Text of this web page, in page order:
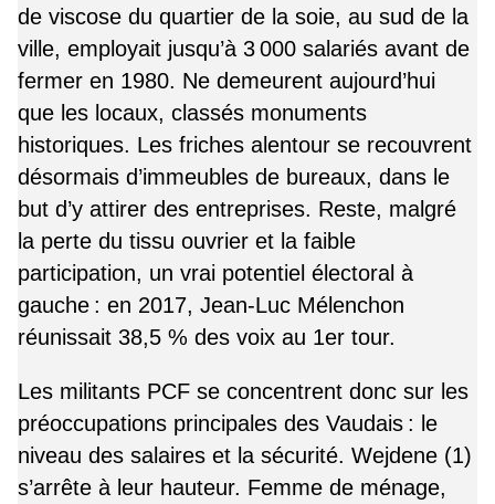
de viscose du quartier de la soie, au sud de la
ville, employait jusqu’à 3 000 salariés avant de
fermer en 1980. Ne demeurent aujourd’hui
que les locaux, classés monuments
historiques. Les friches alentour se recouvrent
désormais d’immeubles de bureaux, dans le
but d’y attirer des entreprises. Reste, malgré
la perte du tissu ouvrier et la faible
participation, un vrai potentiel électoral à
gauche : en 2017, Jean-Luc Mélenchon
réunissait 38,5 % des voix au 1er tour.
Les militants PCF se concentrent donc sur les
préoccupations principales des Vaudais : le
niveau des salaires et la sécurité. Wejdene (1)
s’arrête à leur hauteur. Femme de ménage,